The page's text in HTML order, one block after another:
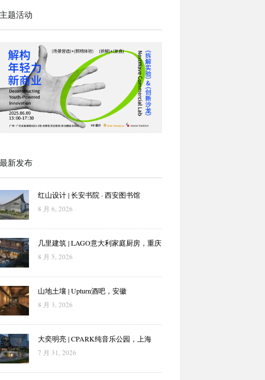
题活动
新发布
红山设计 | 长安书院 · 西安图书馆
8 月 6, 2026
几里建筑 | LAGO意大利家庭厨房，重庆
8 月 5, 2026
山地土壤 | Upturn酒吧，安徽
8 月 3, 2026
大奕明亮 | CPARK纯音乐公园，上海
7 月 31, 2026